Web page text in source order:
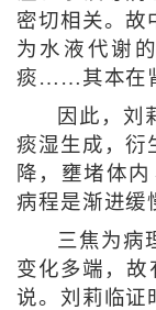
密切相关。故
为水液代谢
痰……其本在
因此，
痰湿生成，
降，壅堵体
病程是渐进缓
三焦为病
变化多端，故
说。刘莉临证